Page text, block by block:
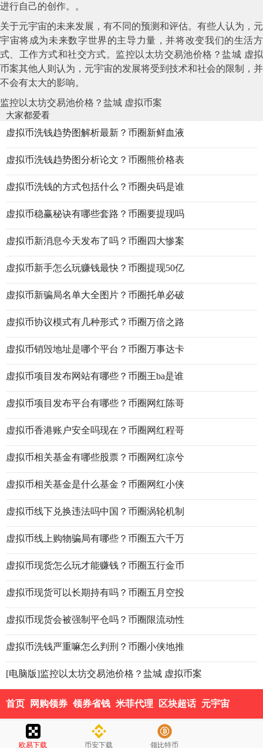
欧易下载 币安下载 领比特币
进行自己的创作。。
关于元宇宙的未来发展，有不同的预测和评估。有些人认为，元
宇宙将成为未来数字世界的主导力量，并将改变我们的生活方
式、工作方式和社交方式。监控以太坊交易池价格？盐城 虚拟
币案其他人则认为，元宇宙的发展将受到技术和社会的限制，并
不会有太大的影响。
监控以太坊交易池价格？盐城 虚拟币案
大家都爱看
虚拟币洗钱趋势图解析最新？币圈新鲜血液
虚拟币洗钱趋势图分析论文？币圈熊价格表
虚拟币洗钱的方式包括什么？币圈央码是谁
虚拟币稳赢秘诀有哪些套路？币圈要提现吗
虚拟币新消息今天发布了吗？币圈四大惨案
虚拟币新手怎么玩赚钱最快？币圈提现50亿
虚拟币新骗局名单大全图片？币圈托单必破
虚拟币协议模式有几种形式？币圈万倍之路
虚拟币销毁地址是哪个平台？币圈万事达卡
虚拟币项目发布网站有哪些？币圈王ba是谁
虚拟币项目发布平台有哪些？币圈网红陈哥
虚拟币香港账户安全吗现在？币圈网红程哥
虚拟币相关基金有哪些股票？币圈网红凉兮
虚拟币相关基金是什么基金？币圈网红小侠
虚拟币线下兑换违法吗中国？币圈涡轮机制
虚拟币线上购物骗局有哪些？币圈五六千万
虚拟币现货怎么玩才能赚钱？币圈五行金币
虚拟币现货可以长期持有吗？币圈五月空投
虚拟币现货会被强制平仓吗？币圈限流动性
虚拟币洗钱严重嘛怎么判刑？币圈小侠地推
[电脑版]监控以太坊交易池价格？盐城 虚拟币案
首页 网购领券 领券省钱 米菲代理 区块超话 元宇宙